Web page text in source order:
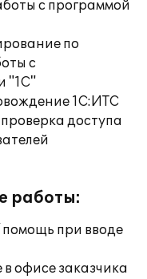
с программой
по
с
"1С"
1С:ИТС
доступа
работы:
помощь при вводе
офисе заказчика